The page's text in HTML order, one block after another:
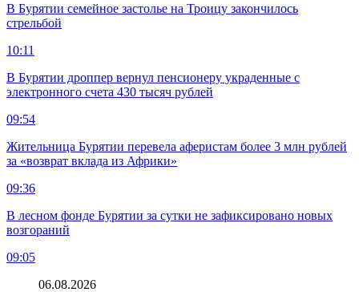
В Бурятии семейное застолье на Троицу закончилось
стрельбой
10:11
В Бурятии дроппер вернул пенсионеру украденные с
электронного счета 430 тысяч рублей
09:54
Жительница Бурятии перевела аферистам более 3 млн рублей
за «возврат вклада из Африки»
09:36
В лесном фонде Бурятии за сутки не зафиксировано новых
возгораний
09:05
06.08.2026